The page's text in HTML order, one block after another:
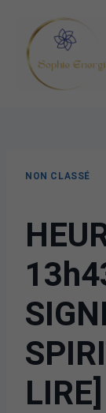
NON CLASSÉ
LIRE]